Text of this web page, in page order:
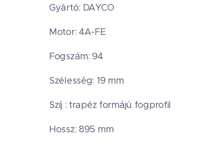
Gyártó: DAYCO
Motor: 4A-FE
Fogszám: 94
Szélesség: 19 mm
Szíj : trapéz formájú fogprofil
Hossz: 895 mm